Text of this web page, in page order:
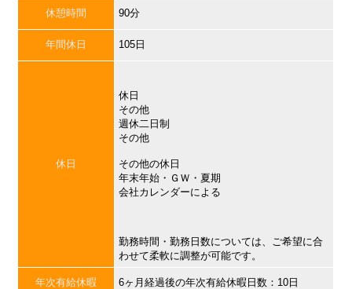
休憩時間 90分
年間休日 105日
休日
休日
その他
週休二日制
その他
その他の休日
年末年始・ＧＷ・夏期
会社カレンダーによる
勤務時間・勤務日数については、ご希望に合
わせて柔軟に調整が可能です。
年次有給休暇 6ヶ月経過後の年次有給休暇日数：10日